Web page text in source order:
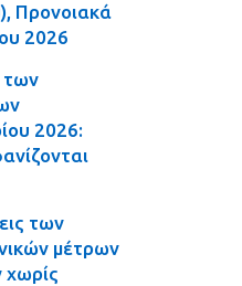
Προνοιακά
2026
των
2026:
των
μέτρων
χωρίς